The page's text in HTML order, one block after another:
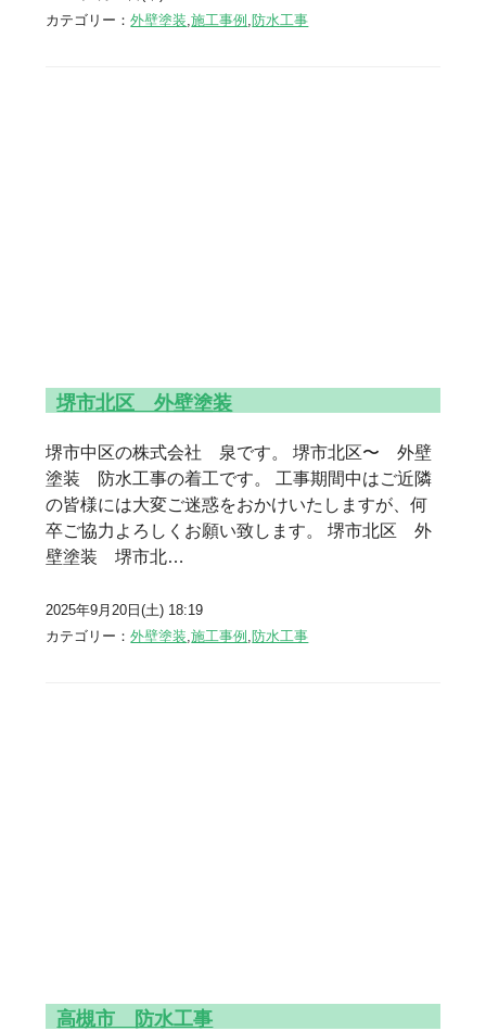
カテゴリー：外壁塗装,施工事例 ,防水工事
堺市北区 外壁塗装
堺市中区の株式会社 泉です。 堺市北区〜 外壁
塗装 防水工事の着工です。 工事期間中はご近隣
の皆様には大変ご迷惑をおかけいたしますが、何
卒ご協力よろしくお願い致します。 堺市北区 外
壁塗装 堺市北…
2025年9月20日(土) 18:19
カテゴリー：外壁塗装,施工事例 ,防水工事
高槻市 防水工事